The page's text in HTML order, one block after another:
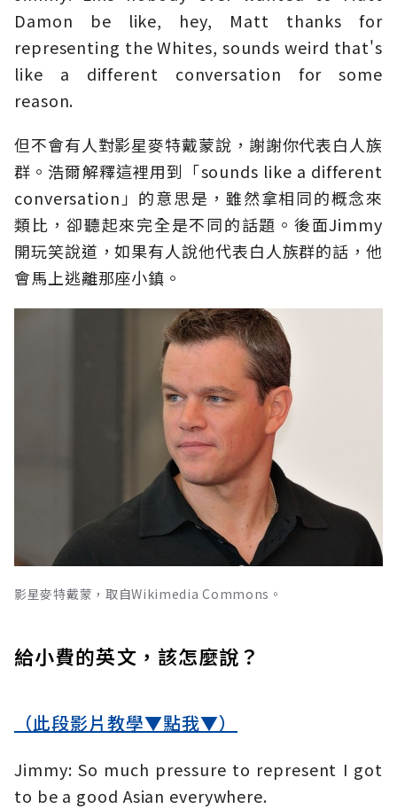
Damon be like, hey, Matt thanks for
representing the Whites, sounds weird that's
like a different conversation for some
reason.
但不會有人對影星麥特戴蒙說，謝謝你代表白人族
群。浩爾解釋這裡用到「sounds like a different
conversation」的意思是，雖然拿相同的概念來
類比，卻聽起來完全是不同的話題。後面Jimmy
開玩笑說道，如果有人說他代表白人族群的話，他
會馬上逃離那座小鎮。
影星麥特戴蒙，取自Wikimedia Commons。
給小費的英文，該怎麼說？
（此段影片教學▼點我▼）
Jimmy: So much pressure to represent I got
to be a good Asian everywhere.